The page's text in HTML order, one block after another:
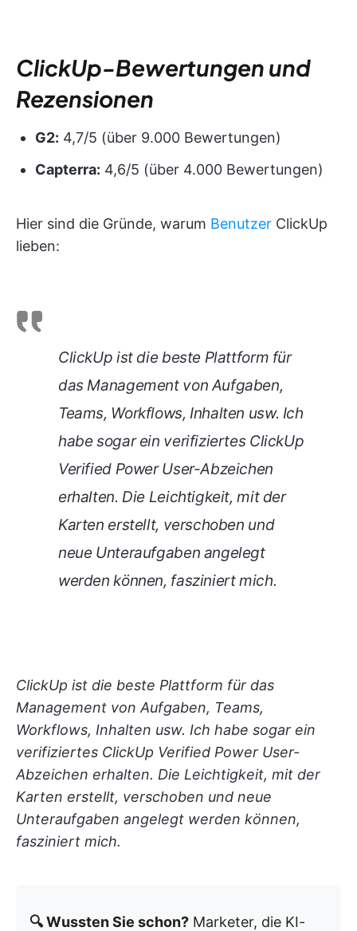
ClickUp-Bewertungen und
Rezensionen
G2: 4,7/5 (über 9.000 Bewertungen)
Capterra: 4,6/5 (über 4.000 Bewertungen)
Hier sind die Gründe, warum Benutzer ClickUp
lieben:
ClickUp ist die beste Plattform für
das Management von Aufgaben,
Teams, Workflows, Inhalten usw. Ich
habe sogar ein verifiziertes ClickUp
Verified Power User-Abzeichen
erhalten. Die Leichtigkeit, mit der
Karten erstellt, verschoben und
neue Unteraufgaben angelegt
werden können, fasziniert mich.
ClickUp ist die beste Plattform für das
Management von Aufgaben, Teams,
Workflows, Inhalten usw. Ich habe sogar ein
verifiziertes ClickUp Verified Power User-
Abzeichen erhalten. Die Leichtigkeit, mit der
Karten erstellt, verschoben und neue
Unteraufgaben angelegt werden können,
fasziniert mich.
🔍 Wussten Sie schon? Marketer, die KI-